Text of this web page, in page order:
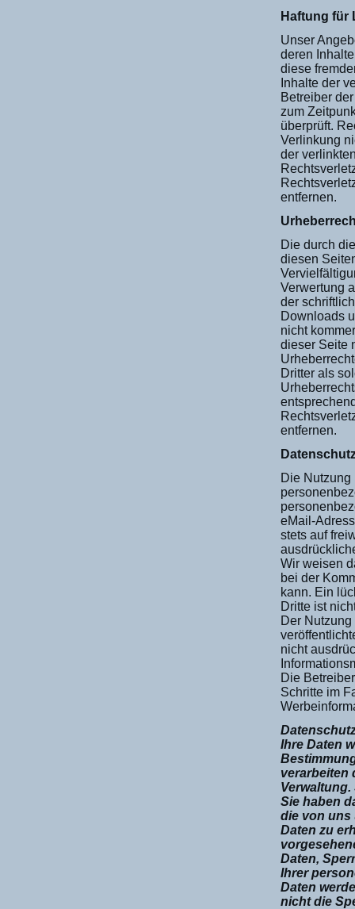
Haftung für
Unser
deren
diese
Inhalte der
Betreiber
zum
überprüft.
Verlinkung
der
entfernen.
Die durch
diesen
Verwertung
der
Downloads
nicht
dieser Seite
Dritter als
entfernen.
Die
eMail-
stets auf
Wir weisen
bei der
kann. Ein
Dritte ist
Der
nicht
Die
Schritte im
Ihre Daten
verarbeiten
Sie haben
die von uns
Daten zu
Daten,
Ihrer
Daten
nicht die